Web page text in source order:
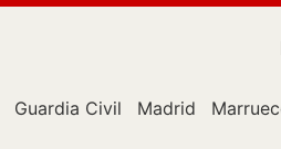
Guardia Civil Madrid